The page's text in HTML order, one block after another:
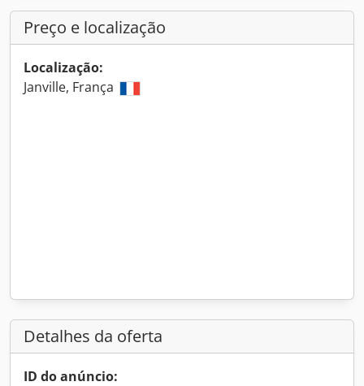
Preço e localização
Localização:
Janville, França
Detalhes da oferta
ID do anúncio: